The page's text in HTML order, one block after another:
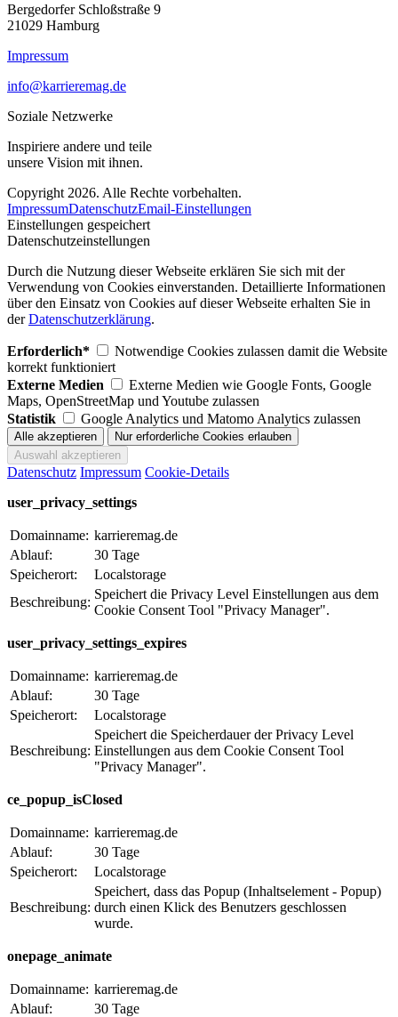
Bergedorfer Schloßstraße 9
21029 Hamburg
Impressum
info@karrieremag.de
Soziale Netzwerke
Inspiriere andere und teile
unsere Vision mit ihnen.
Copyright 2026. Alle Rechte vorbehalten.
ImpressumDatenschutzEmail-Einstellungen
Einstellungen gespeichert
Datenschutzeinstellungen
Durch die Nutzung dieser Webseite erklären Sie sich mit der
Verwendung von Cookies einverstanden. Detaillierte Informationen
über den Einsatz von Cookies auf dieser Webseite erhalten Sie in
derDatenschutzerklärung.
Erforderlich*
Notwendige Cookies zulassen damit die Website
korrekt funktioniert
Externe Medien
Externe Medien wie Google Fonts, Google
Maps, OpenStreetMap und Youtube zulassen
Statistik
Google Analytics und Matomo Analytics zulassen
Datenschutz Impressum Cookie-Details
user_privacy_settings
Domainname: karrieremag.de
Ablauf:
30 Tage
Speicherort:
Localstorage
Beschreibung:
Speichert die Privacy Level Einstellungen aus dem
Cookie Consent Tool "Privacy Manager".
user_privacy_settings_expires
Domainname: karrieremag.de
Ablauf:
30 Tage
Speicherort:
Localstorage
Beschreibung:
Speichert die Speicherdauer der Privacy Level
Einstellungen aus dem Cookie Consent Tool
"Privacy Manager".
ce_popup_isClosed
Domainname: karrieremag.de
Ablauf:
30 Tage
Speicherort:
Localstorage
Beschreibung:
Speichert, dass das Popup (Inhaltselement - Popup)
durch einen Klick des Benutzers geschlossen
wurde.
onepage_animate
Domainname: karrieremag.de
Ablauf:
30 Tage